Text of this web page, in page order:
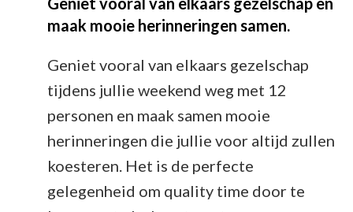
maak mooie herinneringen samen.
Geniet vooral van elkaars gezelschap
tijdens jullie weekend weg met 12
personen en maak samen mooie
herinneringen die jullie voor altijd zullen
koesteren. Het is de perfecte
gelegenheid om quality time door te